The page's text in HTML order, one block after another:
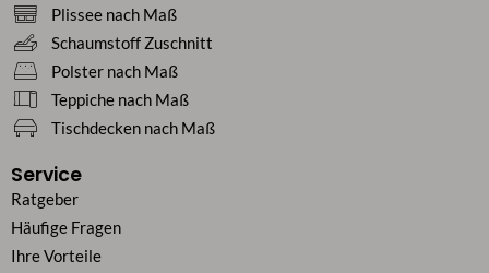
Plissee nach Maß
Schaumstoff Zuschnitt
Polster nach Maß
Teppiche nach Maß
Tischdecken nach Maß
Service
Ratgeber
Häufige Fragen
Ihre Vorteile